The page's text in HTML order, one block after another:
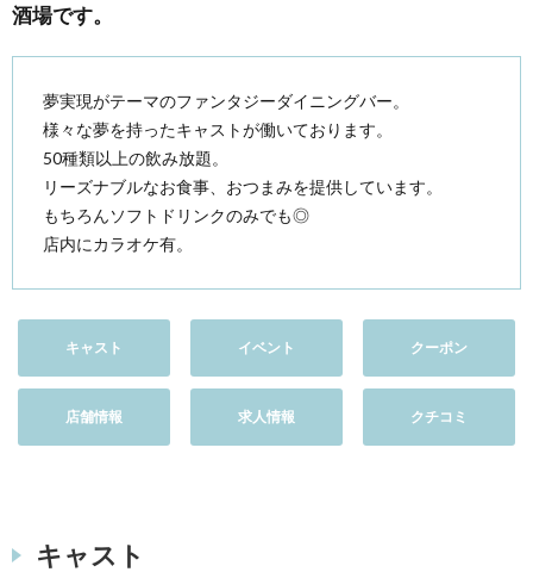
酒場です。
夢実現がテーマのファンタジーダイニングバー。
様々な夢を持ったキャストが働いております。
50種類以上の飲み放題。
リーズナブルなお食事、おつまみを提供しています。
もちろんソフトドリンクのみでも◎
店内にカラオケ有。
キャスト イベント クーポン
店舗情報 求人情報 クチコミ
キャスト